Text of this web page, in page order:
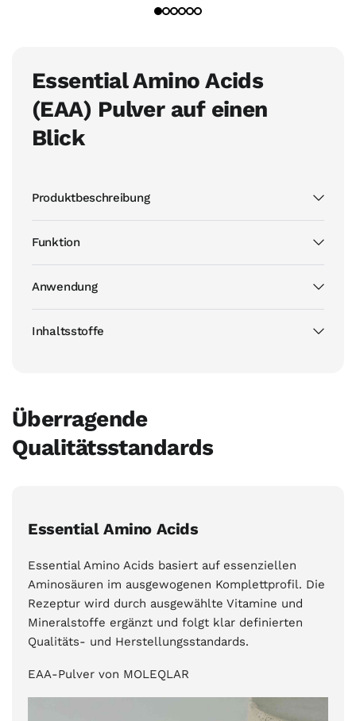
Essential Amino Acids
(EAA) Pulver auf einen
Blick
Produktbeschreibung
Funktion
Anwendung
Inhaltsstoffe
Überragende
Qualitätsstandards
Essential Amino Acids
Essential Amino Acids basiert auf essenziellen
Aminosäuren im ausgewogenen Komplettprofil. Die
Rezeptur wird durch ausgewählte Vitamine und
Mineralstoffe ergänzt und folgt klar definierten
Qualitäts- und Herstellungsstandards.
EAA-Pulver von MOLEQLAR